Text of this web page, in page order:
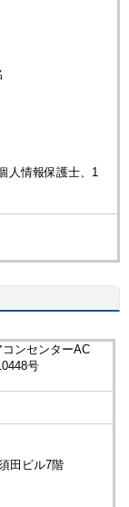
人情報保護士、1
ンセンターAC
号